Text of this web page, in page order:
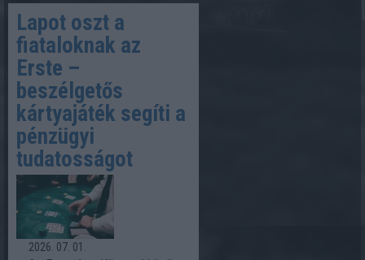
Lapot oszt a
fiataloknak az
Erste –
beszélgetős
kártyajáték segíti a
pénzügyi
tudatosságot
2026. 07. 01.